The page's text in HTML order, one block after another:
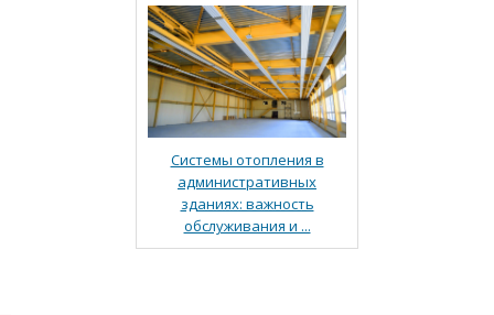
Системы отопления в
административных
зданиях: важность
обслуживания и ...